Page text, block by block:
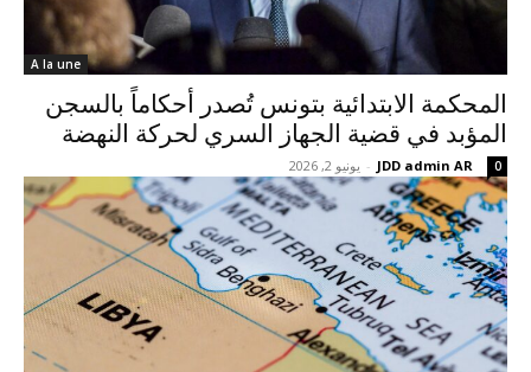
A la une
المحكمة الابتدائية بتونس تُصدر أحكاماً بالسجن
المؤبد في قضية الجهاز السري لحركة النهضة
JDD admin AR
- يونيو 2, 2026 0